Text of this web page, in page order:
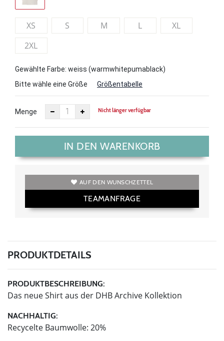
XS S M L
XL
2XL
Gewählte Farbe: weiss (warmwhitepumablack)
Bitte wähle eine Größe
Größentabelle
Menge Nicht länger verfügbar
IN DEN WARENKORB
AUF DEN WUNSCHZETTEL
TEAMANFRAGE
PRODUKTDETAILS
PRODUKTBESCHREIBUNG:
Das neue Shirt aus der DHB Archive Kollektion
NACHHALTIG:
Recycelte Baumwolle: 20%